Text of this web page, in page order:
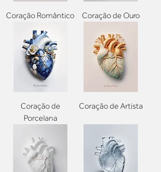
Coração Romântico Coração de Ouro
Coração de
Porcelana
Coração de Artista